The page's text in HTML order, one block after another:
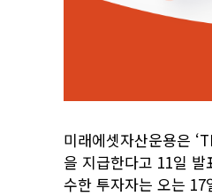
미래에셋자산운용은
을 지급한다고 11일
수한 투자자는 오는